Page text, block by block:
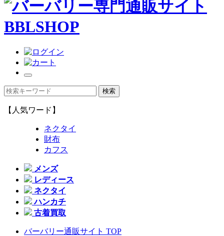
【人気ワード】
ネクタイ
財布
カフス
メンズ
レディース
ネクタイ
ハンカチ
古着買取
バーバリー通販サイト TOP